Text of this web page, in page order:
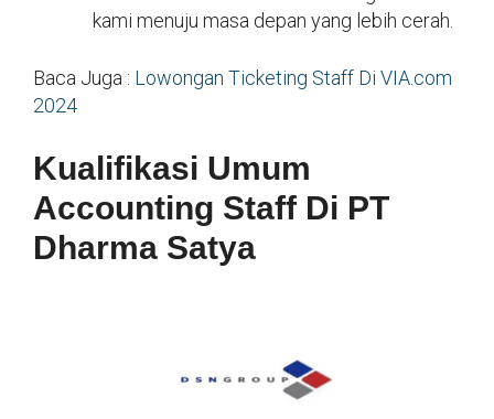
kami menuju masa depan yang lebih cerah.
Baca Juga : Lowongan Ticketing Staff Di VIA.com
2024
Kualifikasi Umum
Accounting Staff Di PT
Dharma Satya